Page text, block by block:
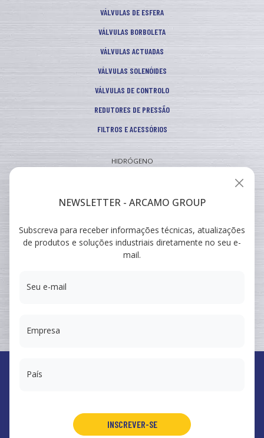
VÁLVULAS DE ESFERA
VÁLVULAS BORBOLETA
VÁLVULAS ACTUADAS
VÁLVULAS SOLENÓIDES
VÁLVULAS DE CONTROLO
REDUTORES DE PRESSÃO
FILTROS E ACESSÓRIOS
HIDRÓGENO
VEICULAR
ARCAMO
FORMAÇÕES
Portugal
Arcamo Portugal, Lda.
NEWSLETTER - ARCAMO GROUP
Subscreva para receber informações técnicas, atualizações
de produtos e soluções industriais diretamente no seu e-
mail.
Seu e-mail
Empresa
País
INSCREVER-SE